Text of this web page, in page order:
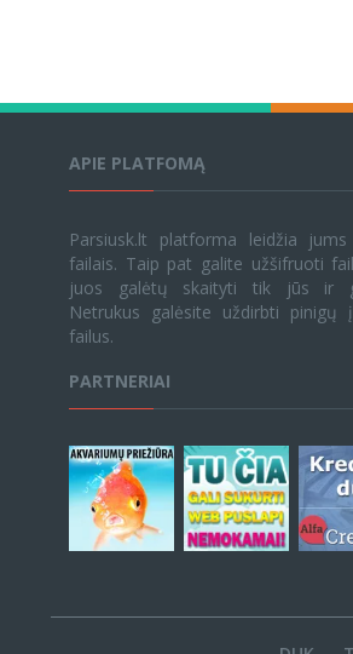
APIE PLATFOMĄ
Parsiusk.lt platforma leidžia jums
failais. Taip pat galite užšifruoti
juos galėtų skaityti tik jūs ir
Netrukus galėsite uždirbti pinigų
failus.
PARTNERIAI